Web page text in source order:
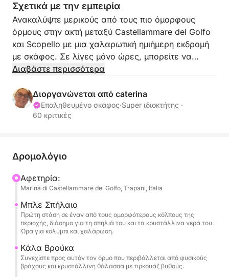
Σχετικά με την εμπειρία
Ανακαλύψτε μερικούς από τους πιο όμορφους
όρμους στην ακτή μεταξύ Castellammare del Golfo
και Scopello με μια χαλαρωτική ημιήμερη εκδρομή
με σκάφος. Σε λίγες μόνο ώρες, μπορείτε να
βουτήξετε σε κρυστάλλινα νερά, να θαυμάσετε
θάλασσα σε απόλυτη ηρεμία.
Το ιστιοπλοϊκό θα σας μεταφέρει σε μαγευτικά
άγρια Cala Vruca, και ο διάσημος κόλπος του
και το ιστορικό ψάρεμα τόνου με θέα στη
θάλασσα.
Διατίθενται ημερήσιες ενοικιάσεις.
Καπετάνιο
Διαβάστε περισσότερα
Διοργανώνεται από caterina
Επαληθευμένο σκάφος·Super ιδιοκτήτης ·
60 κριτικές
Δρομολόγιο
Αφετηρία:
Marina di Castellammare del Golfo, Trapani, Italia
Μπλε Σπήλαιο
Πρώτη στάση σε έναν από τους ομορφότερους κόλπους της
περιοχής, διάσημο για τη σπηλιά του και τα κρυστάλλινα νερά του.
Ώρα για κολύμπι και χαλάρωση.
Κάλα Βρούκα
Συνεχίστε προς αυτόν τον όρμο που περιβάλλεται από φυσικούς
βράχους και κρυστάλλινη θάλασσα με τιρκουάζ βυθούς.